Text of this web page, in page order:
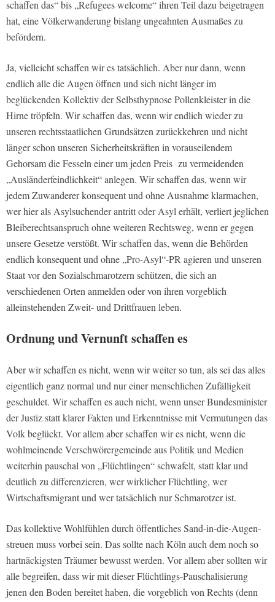
schaffen das“ bis „Refugees welcome“ ihren Teil dazu beigetragen
hat, eine Völkerwanderung bislang ungeahnten Ausmaßes zu
befördern.
Ja, vielleicht schaffen wir es tatsächlich. Aber nur dann, wenn
endlich alle die Augen öffnen und sich nicht länger im
beglückenden Kollektiv der Selbsthypnose Pollenkleister in die
Hirne tröpfeln. Wir schaffen das, wenn wir endlich wieder zu
unseren rechtsstaatlichen Grundsätzen zurückkehren und nicht
länger schon unseren Sicherheitskräften in vorauseilendem
Gehorsam die Fesseln einer um jeden Preis zu vermeidenden
„Ausländerfeindlichkeit“ anlegen. Wir schaffen das, wenn wir
jedem Zuwanderer konsequent und ohne Ausnahme klarmachen,
wer hier als Asylsuchender antritt oder Asyl erhält, verliert jeglichen
Bleiberechtsanspruch ohne weiteren Rechtsweg, wenn er gegen
unsere Gesetze verstößt. Wir schaffen das, wenn die Behörden
endlich konsequent und ohne „Pro-Asyl“-PR agieren und unseren
Staat vor den Sozialschmarotzern schützen, die sich an
verschiedenen Orten anmelden oder von ihren vorgeblich
alleinstehenden Zweit- und Drittfrauen leben.
Ordnung und Vernunft schaffen es
Aber wir schaffen es nicht, wenn wir weiter so tun, als sei das alles
eigentlich ganz normal und nur einer menschlichen Zufälligkeit
geschuldet. Wir schaffen es auch nicht, wenn unser Bundesminister
der Justiz statt klarer Fakten und Erkenntnisse mit Vermutungen das
Volk beglückt. Vor allem aber schaffen wir es nicht, wenn die
wohlmeinende Verschwörergemeinde aus Politik und Medien
weiterhin pauschal von „Flüchtlingen“ schwafelt, statt klar und
deutlich zu differenzieren, wer wirklicher Flüchtling, wer
Wirtschaftsmigrant und wer tatsächlich nur Schmarotzer ist.
Das kollektive Wohlfühlen durch öffentliches Sand-in-die-Augen-
streuen muss vorbei sein. Das sollte nach Köln auch dem noch so
hartnäckigsten Träumer bewusst werden. Vor allem aber sollten wir
alle begreifen, dass wir mit dieser Flüchtlings-Pauschalisierung
jenen den Boden bereitet haben, die vorgeblich von Rechts (denn